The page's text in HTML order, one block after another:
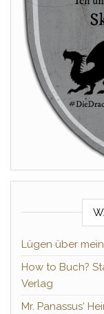
Lügen über
How to Buch?
Verlag
Mr. Panassus‘